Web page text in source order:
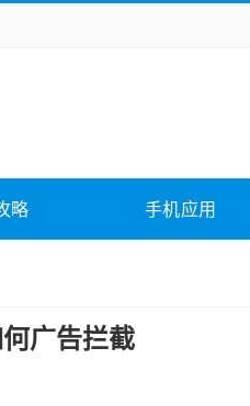
应用软件 影音软件
略 手机应用
广告拦截